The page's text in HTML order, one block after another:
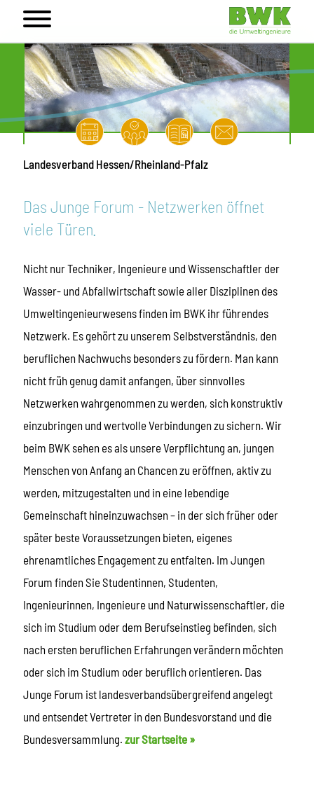
Landesverband Hessen/Rheinland-Pfalz
Das Junge Forum - Netzwerken öffnet
viele Türen.
Nicht nur Techniker, Ingenieure und Wissenschaftler der
Wasser- und Abfallwirtschaft sowie aller Disziplinen des
Umweltingenieurwesens finden im BWK ihr führendes
Netzwerk. Es gehört zu unserem Selbstverständnis, den
beruflichen Nachwuchs besonders zu fördern. Man kann
nicht früh genug damit anfangen, über sinnvolles
Netzwerken wahrgenommen zu werden, sich konstruktiv
einzubringen und wertvolle Verbindungen zu sichern. Wir
beim BWK sehen es als unsere Verpflichtung an, jungen
Menschen von Anfang an Chancen zu eröffnen, aktiv zu
werden, mitzugestalten und in eine lebendige
Gemeinschaft hineinzuwachsen – in der sich früher oder
später beste Voraussetzungen bieten, eigenes
ehrenamtliches Engagement zu entfalten. Im Jungen
Forum finden Sie Studentinnen, Studenten,
Ingenieurinnen, Ingenieure und Naturwissenschaftler, die
sich im Studium oder dem Berufseinstieg befinden, sich
nach ersten beruflichen Erfahrungen verändern möchten
oder sich im Studium oder beruflich orientieren. Das
Junge Forum ist landesverbandsübergreifend angelegt
und entsendet Vertreter in den Bundesvorstand und die
Bundesversammlung. zur Startseite »